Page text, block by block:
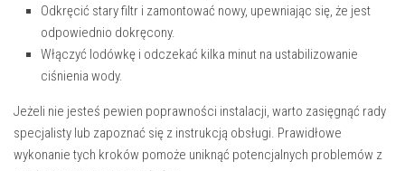
Odkręcić stary filtr i zamontować nowy, upewniając się, że jest
odpowiednio dokręcony.
Włączyć lodówkę i odczekać kilka minut na ustabilizowanie
ciśnienia wody.
Jeżeli nie jesteś pewien poprawności instalacji, warto zasięgnąć rady
specjalisty lub zapoznać się z instrukcją obsługi. Prawidłowe
wykonanie tych kroków pomoże uniknąć potencjalnych problemów z